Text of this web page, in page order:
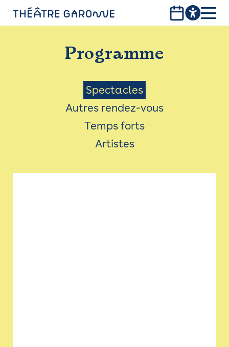
PROGRAMME
INFOS PRATIQUES
AVEC LES PUBLICS
ACCESSIBILITÉ
LES PRODUCTIONS
Programme
Menu
Saison
Spectacles
Autres rendez-vous
Temps forts
Artistes